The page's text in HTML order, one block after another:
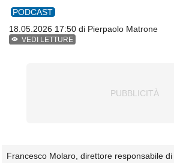
PODCAST
18.05.2026 17:50 di Pierpaolo Matrone
VEDI LETTURE
Francesco Molaro, direttore responsabile